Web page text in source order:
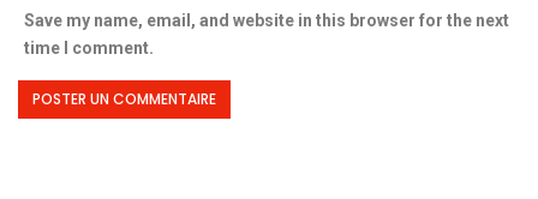
Save my name, email, and website in this browser for the next
time I comment.